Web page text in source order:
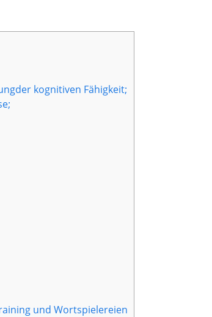
kognitiven Fähigkeit;
und Wortspielereien